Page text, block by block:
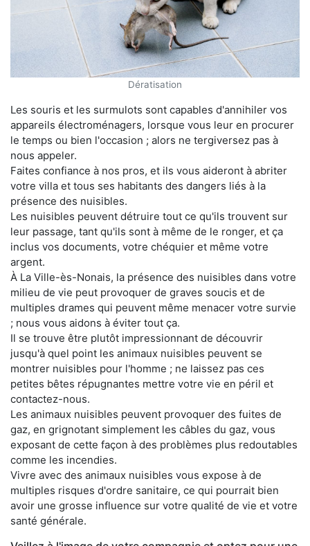
Dératisation
Les souris et les surmulots sont capables d'annihiler vos
appareils électroménagers, lorsque vous leur en procurer
le temps ou bien l'occasion ; alors ne tergiversez pas à
nous appeler.
Faites confiance à nos pros, et ils vous aideront à abriter
votre villa et tous ses habitants des dangers liés à la
présence des nuisibles.
Les nuisibles peuvent détruire tout ce qu'ils trouvent sur
leur passage, tant qu'ils sont à même de le ronger, et ça
inclus vos documents, votre chéquier et même votre
argent.
À La Ville-ès-Nonais, la présence des nuisibles dans votre
milieu de vie peut provoquer de graves soucis et de
multiples drames qui peuvent même menacer votre survie
; nous vous aidons à éviter tout ça.
Il se trouve être plutôt impressionnant de découvrir
jusqu'à quel point les animaux nuisibles peuvent se
montrer nuisibles pour l'homme ; ne laissez pas ces
petites bêtes répugnantes mettre votre vie en péril et
contactez-nous.
Les animaux nuisibles peuvent provoquer des fuites de
gaz, en grignotant simplement les câbles du gaz, vous
exposant de cette façon à des problèmes plus redoutables
comme les incendies.
Vivre avec des animaux nuisibles vous expose à de
multiples risques d'ordre sanitaire, ce qui pourrait bien
avoir une grosse influence sur votre qualité de vie et votre
santé générale.